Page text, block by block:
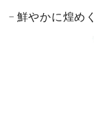
鮮やかに煌め